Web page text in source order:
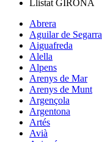
Llistat GIRONA
Abrera
Aguilar de Segarra
Aiguafreda
Alella
Alpens
Arenys de Mar
Arenys de Munt
Argençola
Argentona
Artés
Avià